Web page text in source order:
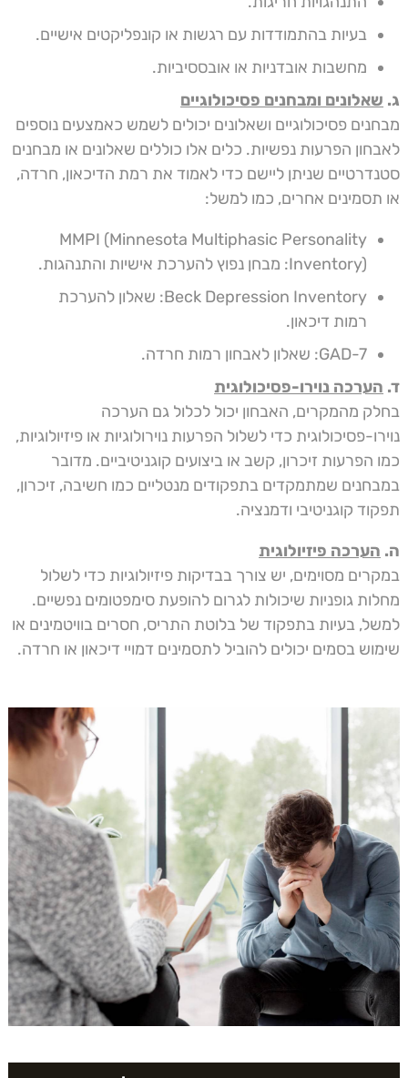
בעיות בהתמודדות עם רגשות או קונפליקטים אישיים.
מחשבות אובדניות או אובססיביות.
ג. שאלונים ומבחנים פסיכולוגיים
מבחנים פסיכולוגיים ושאלונים יכולים לשמש כאמצעים נוספים
לאבחון הפרעות נפשיות. כלים אלו כוללים שאלונים או מבחנים
סטנדרטיים שניתן ליישם כדי לאמוד את רמת הדיכאון, חרדה,
או תסמינים אחרים, כמו למשל:
MMPI (Minnesota Multiphasic Personality
Inventory): מבחן נפוץ להערכת אישיות והתנהגות.
Beck Depression Inventory: שאלון להערכת
רמות דיכאון.
GAD-7: שאלון לאבחון רמות חרדה.
ד. הערכה נוירו-פסיכולוגית
בחלק מהמקרים, האבחון יכול לכלול גם הערכה
נוירו-פסיכולוגית כדי לשלול הפרעות נוירולוגיות או פיזיולוגיות,
כמו הפרעות זיכרון, קשב או ביצועים קוגניטיביים. מדובר
במבחנים שמתמקדים בתפקודים מנטליים כמו חשיבה, זיכרון,
תפקוד קוגניטיבי ודמנציה.
ה. הערכה פיזיולוגית
במקרים מסוימים, יש צורך בבדיקות פיזיולוגיות כדי לשלול
מחלות גופניות שיכולות לגרום להופעת סימפטומים נפשיים.
למשל, בעיות בתפקוד של בלוטת התריס, חסרים בוויטמינים או
שימוש בסמים יכולים להוביל לתסמינים דמויי דיכאון או חרדה.